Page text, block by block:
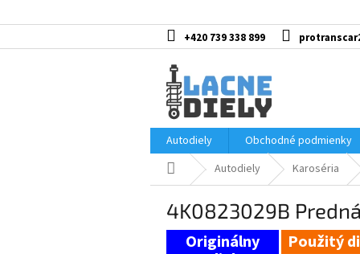
na
+420 739 338 899
Autodiely
Obchodné podmienky
DomovAutodiely Karoséria
4K0823029B
Použitý